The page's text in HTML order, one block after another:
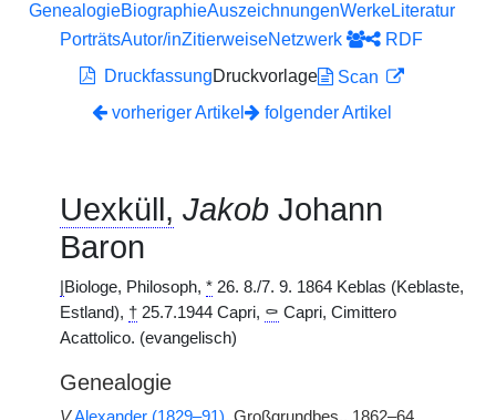
GenealogieBiographieAuszeichnungenWerkeLiteratur
PorträtsAutor/inZitierweiseNetzwerk
RDF
DruckfassungDruckvorlage
Scan
vorheriger Artikel
folgender Artikel
Uexküll, Jakob Johann
Baron
Biologe, Philosoph, * 26. 8./7. 9. 1864 Keblas (Keblaste,
Estland), † 25.7.1944 Capri, ⚰ Capri, Cimittero
Acattolico. (evangelisch)
Genealogie